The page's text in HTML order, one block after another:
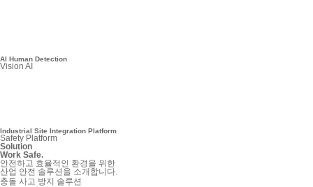
AI Human Detection
Vision AI
Industrial Site Integration Platform
Safety Platform
Solution
Work Safe.
안전하고 효율적인 환경을 위한
산업 안전 솔루션을 소개합니다.
충돌 사고 방지 솔루션